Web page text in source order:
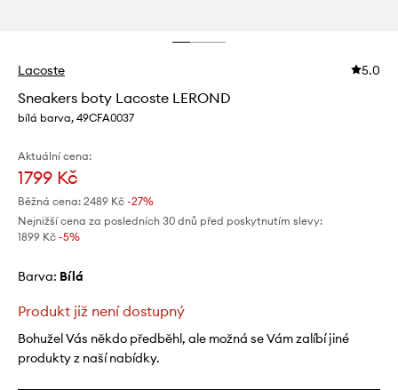
Lacoste 5.0
Sneakers boty Lacoste LEROND
bílá barva, 49CFA0037
Aktuální cena:
1799 Kč
Běžná cena: 2489 Kč -27%
Nejnižší cena za posledních 30 dnů před poskytnutím slevy:
1899 Kč -5%
Barva: bílá
Produkt již není dostupný
Bohužel Vás někdo předběhl, ale možná se Vám zalíbí jiné
produkty z naší nabídky.